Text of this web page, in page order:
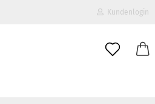
Kundenlogin